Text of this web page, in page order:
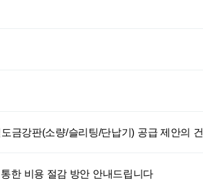
금강판(소량/슬리팅/단납기) 공급 제안의 건
한 비용 절감 방안 안내드립니다